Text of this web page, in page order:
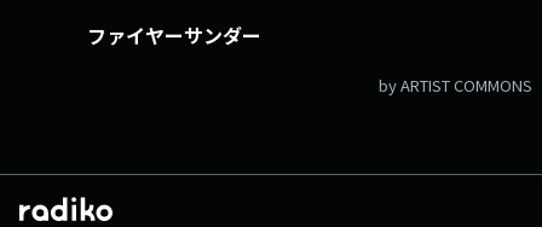
ファイヤーサンダー
by ARTIST COMMONS